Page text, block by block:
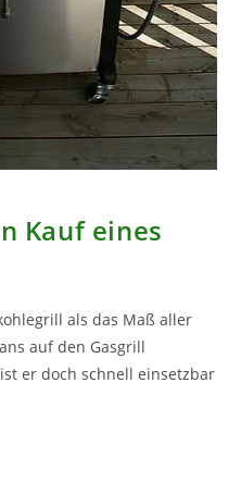
Kauf eines
als das Maß aller
auf den Gasgrill
er doch schnell einsetzbar